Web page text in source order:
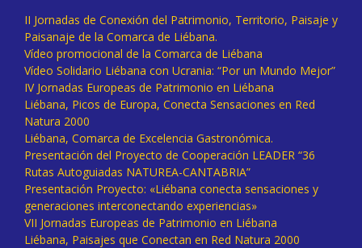
II Jornadas de Conexión del Patrimonio, Territorio, Paisaje y
Paisanaje de la Comarca de Liébana.
Vídeo promocional de la Comarca de Liébana
Vídeo Solidario Liébana con Ucrania: “Por un Mundo Mejor”
IV Jornadas Europeas de Patrimonio en Liébana
Liébana, Picos de Europa, Conecta Sensaciones en Red
Natura 2000
Liébana, Comarca de Excelencia Gastronómica.
Presentación del Proyecto de Cooperación LEADER “36
Rutas Autoguiadas NATUREA-CANTABRIA”
Presentación Proyecto: «Liébana conecta sensaciones y
generaciones interconectando experiencias»
VII Jornadas Europeas de Patrimonio en Liébana
Liébana, Paisajes que Conectan en Red Natura 2000